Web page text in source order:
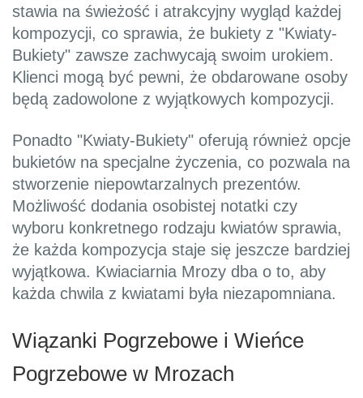
stawia na świeżość i atrakcyjny wygląd każdej
kompozycji, co sprawia, że bukiety z "Kwiaty-
Bukiety" zawsze zachwycają swoim urokiem.
Klienci mogą być pewni, że obdarowane osoby
będą zadowolone z wyjątkowych kompozycji.
Ponadto "Kwiaty-Bukiety" oferują również opcje
bukietów na specjalne życzenia, co pozwala na
stworzenie niepowtarzalnych prezentów.
Możliwość dodania osobistej notatki czy
wyboru konkretnego rodzaju kwiatów sprawia,
że każda kompozycja staje się jeszcze bardziej
wyjątkowa. Kwiaciarnia Mrozy dba o to, aby
każda chwila z kwiatami była niezapomniana.
Wiązanki Pogrzebowe i Wieńce
Pogrzebowe w Mrozach